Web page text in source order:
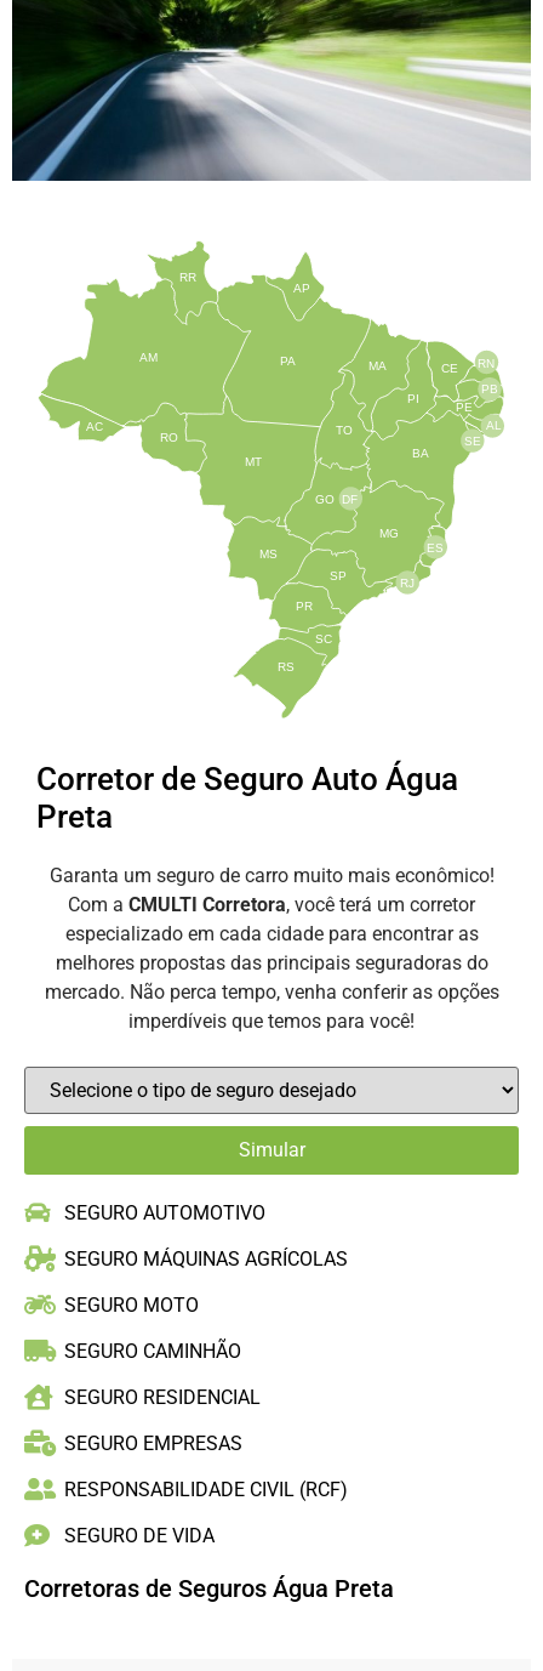
TO
BA
SE
PE
AL
RN
CE
PI
MA
AP
PA
RR
AM
AC
RO
MT
MS
GO
PR
SC
RS
SP
MG
RJ
ES
DF
PB
Corretor de Seguro Auto Água
Preta
Garanta um seguro de carro muito mais econômico!
Com a CMULTI Corretora, você terá um corretor
especializado em cada cidade para encontrar as
melhores propostas das principais seguradoras do
mercado. Não perca tempo, venha conferir as opções
imperdíveis que temos para você!
SEGURO AUTOMOTIVO
SEGURO MÁQUINAS AGRÍCOLAS
SEGURO MOTO
SEGURO CAMINHÃO
SEGURO RESIDENCIAL
SEGURO EMPRESAS
RESPONSABILIDADE CIVIL (RCF)
SEGURO DE VIDA
Corretoras de Seguros Água Preta